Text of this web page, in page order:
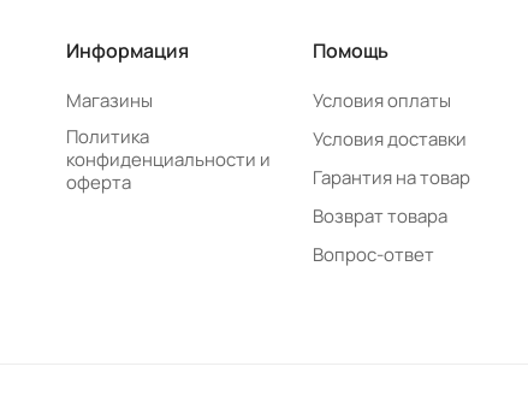
Информация
Магазины
Политика
конфиденциальности и
оферта
Помощь
Условия оплаты
Условия доставки
Гарантия на товар
Возврат товара
Вопрос-ответ